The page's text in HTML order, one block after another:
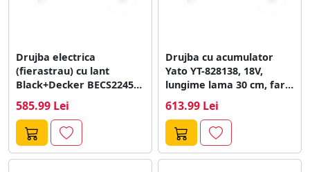
Drujba electrica
(fierastrau) cu lant
Black+Decker BECS2245-
45...
585.99 Lei
Drujba cu acumulator
Yato YT-828138, 18V,
lungime lama 30 cm, fara
613.99 Lei